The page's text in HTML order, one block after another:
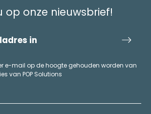
op onze nieuwsbrief!
e-mail op de hoogte gehouden worden van
van POP Solutions